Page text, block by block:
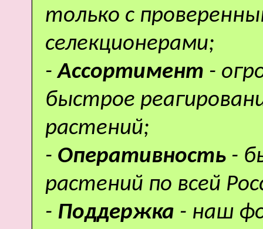
только с
селекционерами;
-Ассортимент -
быстрое
растений;
- Оперативность -
растений по всей
- Поддержка - наш